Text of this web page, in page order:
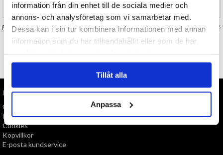
information från din enhet till de sociala medier och
annons- och analysföretag som vi samarbetar med.
Dessa kan i sin tur kombinera informationen med annan
information som du har tillhandahållit eller som de har
Tillåt alla
Anpassa
TIPSA
FRÅGA OSS OM VARAN Art. nr 146155
TILL TOPPEN
INFORMATION
Om oss
Personuppgiftspolicy
Cookies
Köpvillkor
E-posta kundservice